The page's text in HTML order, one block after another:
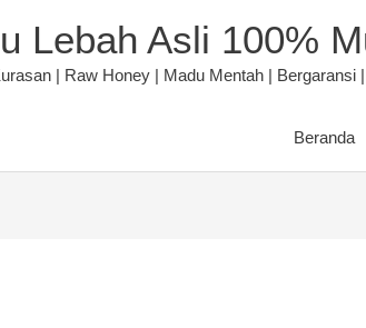
Lebah Asli 100%
| Raw Honey | Madu Mentah | Bergaransi |
Beranda